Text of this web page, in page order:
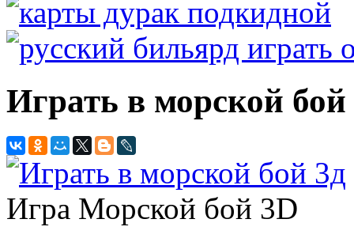
Играть в морской бой
Игра Морской бой 3D